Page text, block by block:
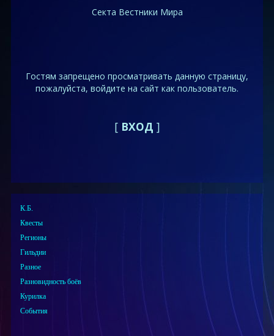
Секта Вестники Мира
Гостям запрещено просматривать данную страницу,
пожалуйста, войдите на сайт как пользователь.
[ ВХОД ]
К.Б.
Квесты
Регионы
Гильдии
Разное
Разновидность боёв
Курилка
События